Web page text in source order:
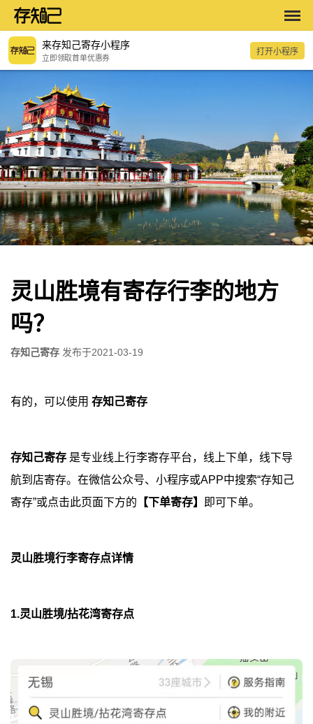
来存知己寄存小程序
立即领取首单优惠券
打开小程序
灵山胜境有寄存行李的地方
吗？
存知己寄存 发布于2021-03-19
有的，可以使用 存知己寄存
存知己寄存 是专业线上行李寄存平台，线上下单，线下导
航到店寄存。在微信公众号、小程序或APP中搜索“存知己
寄存”或点击此页面下方的 【下单寄存】 即可下单。
灵山胜境行李寄存点详情
1.灵山胜境/拈花湾寄存点